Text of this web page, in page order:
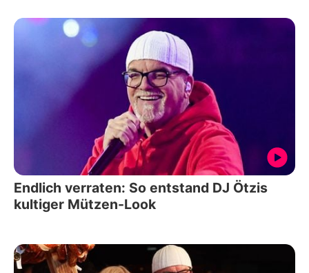
Endlich verraten: So entstand DJ Ötzis
kultiger Mützen-Look